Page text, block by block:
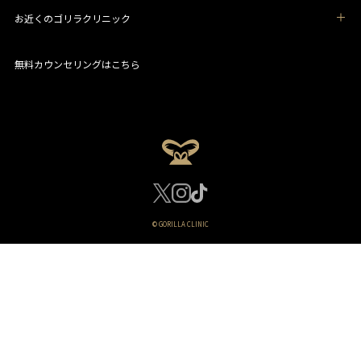
お近くのゴリラクリニック
無料カウンセリングはこちら
© GORILLA CLINIC